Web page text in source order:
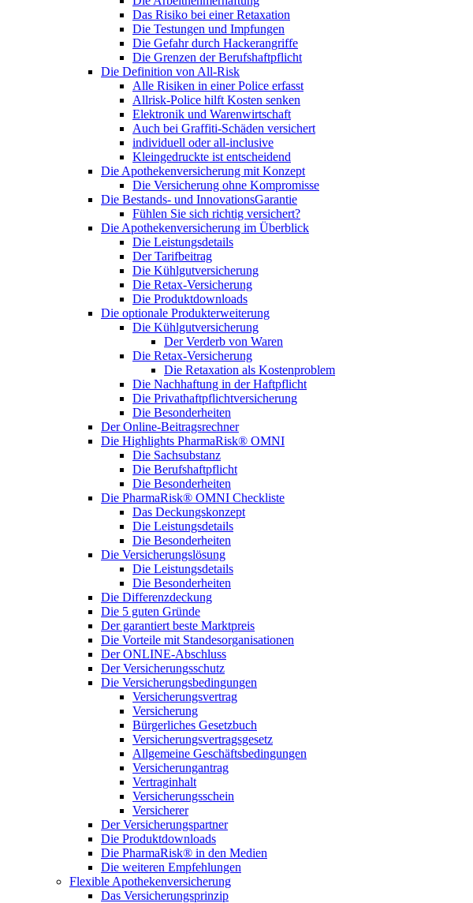
Das Risiko bei einer Retaxation
Die Testungen und Impfungen
Die Gefahr durch Hackerangriffe
Die Grenzen der Berufshaftpflicht
Die Definition von All-Risk
Alle Risiken in einer Police erfasst
Allrisk-Police hilft Kosten senken
Elektronik und Warenwirtschaft
Auch bei Graffiti-Schäden versichert
individuell oder all-inclusive
Kleingedruckte ist entscheidend
Die Apothekenversicherung mit Konzept
Die Versicherung ohne Kompromisse
Die Bestands- und InnovationsGarantie
Fühlen Sie sich richtig versichert?
Die Apothekenversicherung im Überblick
Die Leistungsdetails
Der Tarifbeitrag
Die Kühlgutversicherung
Die Retax-Versicherung
Die Produktdownloads
Die optionale Produkterweiterung
Die Kühlgutversicherung
Der Verderb von Waren
Die Retax-Versicherung
Die Retaxation als Kostenproblem
Die Nachhaftung in der Haftpflicht
Die Privathaftpflichtversicherung
Die Besonderheiten
Der Online-Beitragsrechner
Die Highlights PharmaRisk® OMNI
Die Sachsubstanz
Die Berufshaftpflicht
Die Besonderheiten
Die PharmaRisk® OMNI Checkliste
Das Deckungskonzept
Die Leistungsdetails
Die Besonderheiten
Die Versicherungslösung
Die Leistungsdetails
Die Besonderheiten
Die Differenzdeckung
Die 5 guten Gründe
Der garantiert beste Marktpreis
Die Vorteile mit Standesorganisationen
Der ONLINE-Abschluss
Der Versicherungsschutz
Die Versicherungsbedingungen
Versicherungsvertrag
Versicherung
Bürgerliches Gesetzbuch
Versicherungsvertragsgesetz
Allgemeine Geschäftsbedingungen
Versicherungantrag
Vertraginhalt
Versicherungsschein
Versicherer
Der Versicherungspartner
Die Produktdownloads
Die PharmaRisk® in den Medien
Die weiteren Empfehlungen
Flexible Apothekenversicherung
Das Versicherungsprinzip